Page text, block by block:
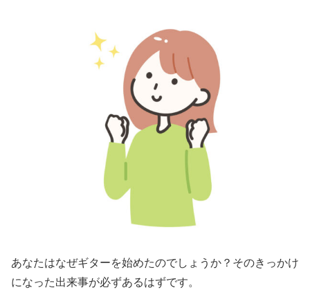
あなたはなぜギターを始めたのでしょうか？そのきっかけ
になった出来事が必ずあるはずです。